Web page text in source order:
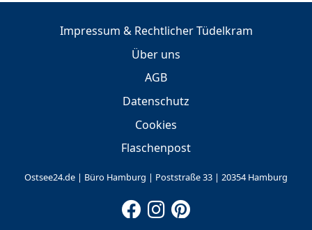
Impressum & Rechtlicher Tüdelkram
Über uns
AGB
Datenschutz
Cookies
Flaschenpost
Ostsee24.de | Büro Hamburg | Poststraße 33 | 20354 Hamburg